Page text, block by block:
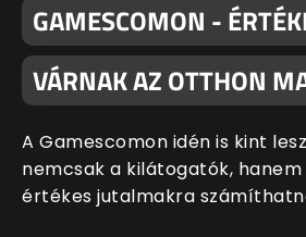
GAMESCOMON -
VÁRNAK AZ OTTHON
A Gamescomon idén is kint
nemcsak a kilátogatók,
értékes jutalmakra